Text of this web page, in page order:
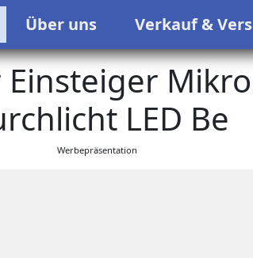
Über uns Verkauf &
Einsteiger
LED Be
Werbepräsentation